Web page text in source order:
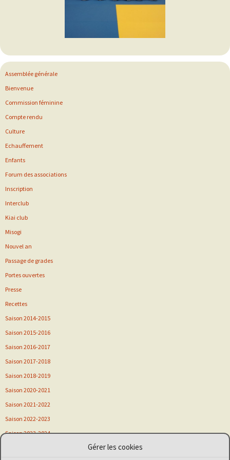
Gérer les cookies
Assemblée générale
Bienvenue
Commission féminine
Compte rendu
Culture
Echauffement
Enfants
Forum des associations
Inscription
Interclub
Kiai club
Misogi
Nouvel an
Passage de grades
Portes ouvertes
Presse
Recettes
Saison 2014-2015
Saison 2015-2016
Saison 2016-2017
Saison 2017-2018
Saison 2018-2019
Saison 2020-2021
Saison 2021-2022
Saison 2022-2023
Saison 2023-2024